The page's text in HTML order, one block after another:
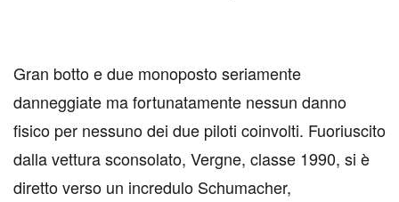
Gran botto e due monoposto seriamente
danneggiate ma fortunatamente nessun danno
fisico per nessuno dei due piloti coinvolti. Fuoriuscito
dalla vettura sconsolato, Vergne, classe 1990, si è
diretto verso un incredulo Schumacher,